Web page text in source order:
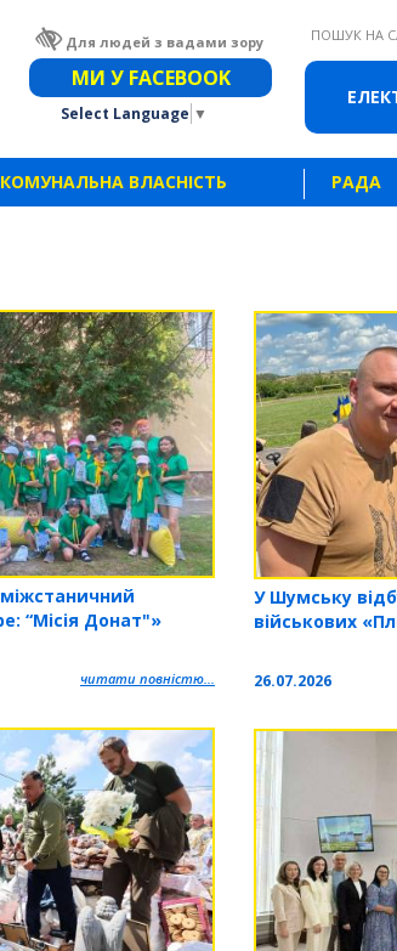
Для людей з вадами зору Звичайна
МИ У FACEBOOK
Select Language ▼
ПОШУК НА
КОМУНАЛЬНА ВЛАСНІСТЬ РАДА
“Місія Донат"»
читати повністю...
У Шумську
військових
26.07.2026